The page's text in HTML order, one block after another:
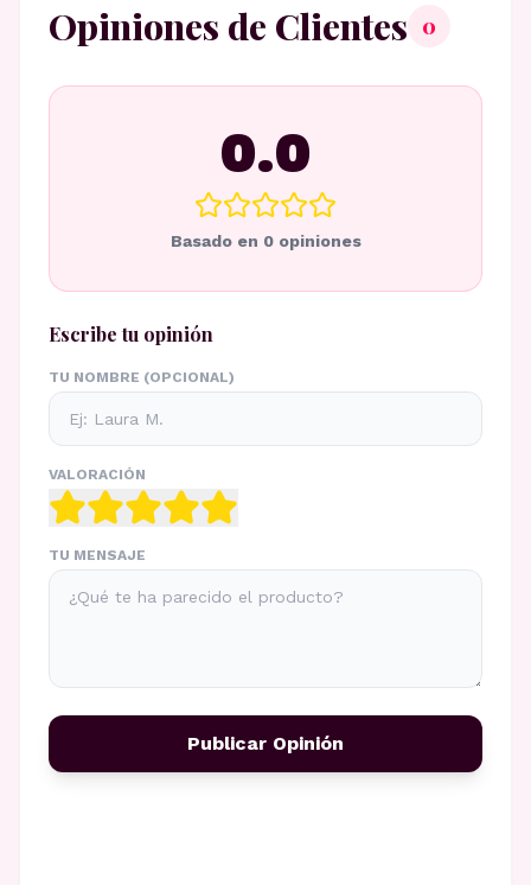
Opiniones de Clientes 0
0.0
Basado en 0opiniones
Escribe tu opinión
TU NOMBRE (OPCIONAL)
VALORACIÓN
TU MENSAJE
Publicar Opinión